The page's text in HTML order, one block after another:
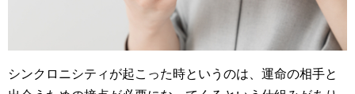
シンクロニシティが起こった時というのは、運命の相手と